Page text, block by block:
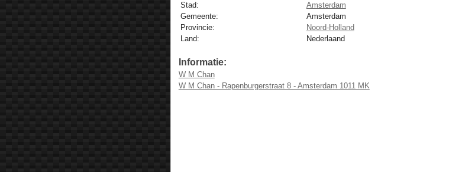
Stad:
Amsterdam
Gemeente:
Amsterdam
Provincie:
Noord-Holland
Land:
Nederlaand
Informatie:
W M Chan
W M Chan - Rapenburgerstraat 8 - Amsterdam 1011 MK